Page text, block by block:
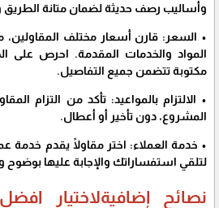
وأساليب رصف حديثة لضمان متانة الطريق
• السعر: قارن أسعار مختلف المقاولين،
المواد والخدمات المقدمة. احرص
مكتوبة تتضمن جميع التفاصيل.
• الالتزام بالمواعيد: تأكد من التزام
المشروع، دون تأخير أو أعطال.
• خدمة العملاء: اختر مقاولًا يقدم خدمة
لتلقي استفساراتك والإجابة عليها بوضوح
نصائح إضافيةلاختيار